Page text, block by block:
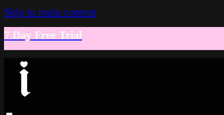
Skip to main content
7 Day Free Trial